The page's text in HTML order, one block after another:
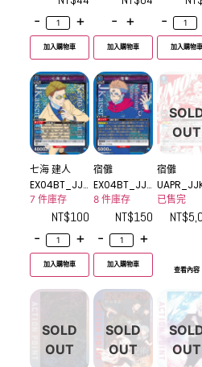
-
+
加入購物車
- +
加入購物車
-
加入購物車
七海 建人
EX04BT_JJK
-3-019SR
7 件庫存
NT$100
-
+
加入購物車
宿儺
EX04BT_JJK
-3-015SR
8 件庫存
NT$150
-
+
加入購物車
OUT
宿儺
-
已售完
NT$
查看內容
SOLD
OUT
SOLD
OUT
OUT